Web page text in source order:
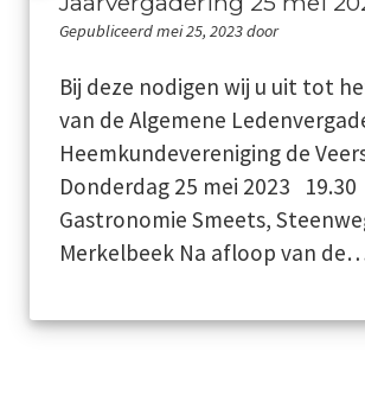
Schinveld
Merkelbeek
Jabeek
Gepubliceerd mei 25, 2023 door
Bij deze nodigen wij u uit tot
van de Algemene
Heemkundevereniging de
Donderdag 25 mei 2023 19.30
Gastronomie Smeets,
Merkelbeek Na afloop van